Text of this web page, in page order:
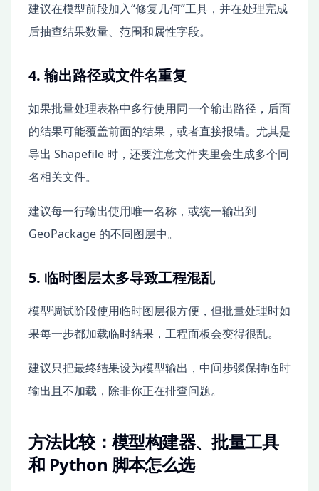
建议在模型前段加入“修复几何”工具，并在处理完成
后抽查结果数量、范围和属性字段。
4. 输出路径或文件名重复
如果批量处理表格中多行使用同一个输出路径，后面
的结果可能覆盖前面的结果，或者直接报错。尤其是
导出 Shapefile 时，还要注意文件夹里会生成多个同
名相关文件。
建议每一行输出使用唯一名称，或统一输出到
GeoPackage 的不同图层中。
5. 临时图层太多导致工程混乱
模型调试阶段使用临时图层很方便，但批量处理时如
果每一步都加载临时结果，工程面板会变得很乱。
建议只把最终结果设为模型输出，中间步骤保持临时
输出且不加载，除非你正在排查问题。
方法比较：模型构建器、批量工具
和 Python 脚本怎么选